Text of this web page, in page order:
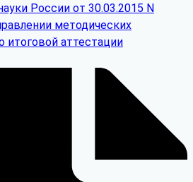
России от 30.03.2015 N
методических
итоговой аттестации